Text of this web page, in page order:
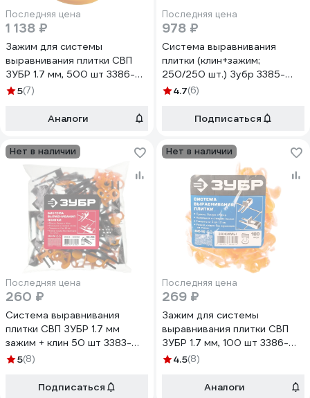
Последняя цена
1 138 ₽
Зажим для системы
выравнивания плитки СВП
ЗУБР 1.7 мм, 500 шт 3386-
500
5(7)
Аналоги
Последняя цена
978 ₽
Система выравнивания
плитки (клин+зажим;
250/250 шт.) Зубр 3385-
H250
4.7(6)
Подписаться
Нет в наличии
Последняя цена
260 ₽
Система выравнивания
плитки СВП ЗУБР 1.7 мм
зажим + клин 50 шт 3383-
H50
5(8)
Подписаться
Нет в наличии
Последняя цена
269 ₽
Зажим для системы
выравнивания плитки СВП
ЗУБР 1.7 мм, 100 шт 3386-
1004.5(8)
Аналоги